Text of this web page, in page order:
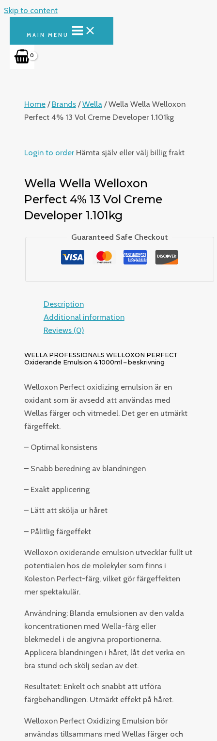
Skip to content
MAIN MENU
Home/ Brands/Wella / Wella Wella Welloxon
Perfect 4% 13 Vol Creme Developer 1.101kg
Login to order Hämta själv eller välj billig frakt
Wella Wella Welloxon
Perfect 4% 13 Vol Creme
Developer 1.101kg
Guaranteed Safe Checkout
Description
Additional information
Reviews (0)
WELLA PROFESSIONALS WELLOXON PERFECT
Oxiderande Emulsion 4 1000ml – beskrivning
Welloxon Perfect oxidizing emulsion är en
oxidant som är avsedd att användas med
Wellas färger och vitmedel. Det ger en utmärkt
färgeffekt.
– Optimal konsistens
– Snabb beredning av blandningen
– Exakt applicering
– Lätt att skölja ur håret
– Pålitlig färgeffekt
Welloxon oxiderande emulsion utvecklar fullt ut
potentialen hos de molekyler som finns i
Koleston Perfect-färg, vilket gör färgeffekten
mer spektakulär.
Användning: Blanda emulsionen av den valda
koncentrationen med Wella-färg eller
blekmedel i de angivna proportionerna.
Applicera blandningen i håret, låt det verka en
bra stund och skölj sedan av det.
Resultatet: Enkelt och snabbt att utföra
färgbehandlingen. Utmärkt effekt på håret.
Welloxon Perfect Oxidizing Emulsion bör
användas tillsammans med Wellas färger och